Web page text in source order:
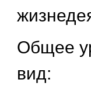
Общее
вид: